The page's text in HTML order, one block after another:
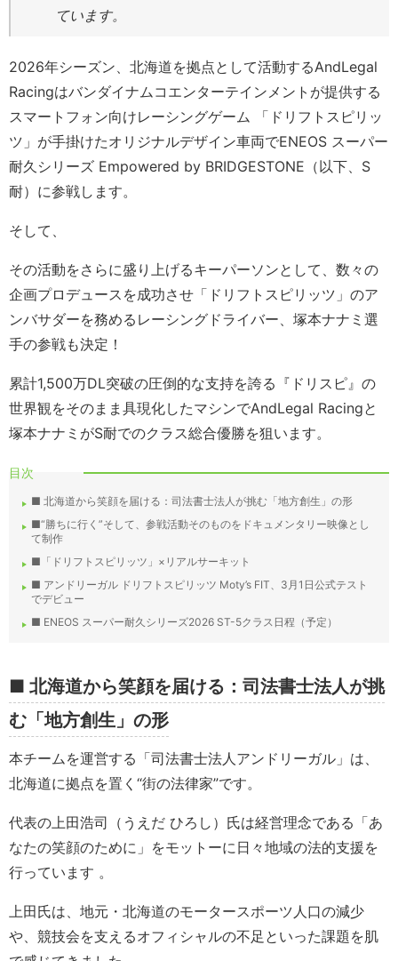
ています。
2026年シーズン、北海道を拠点として活動するAndLegal
Racingはバンダイナムコエンターテインメントが提供する
スマートフォン向けレーシングゲーム 「ドリフトスピリッ
ツ」が手掛けたオリジナルデザイン車両でENEOS スーパー
耐久シリーズ Empowered by BRIDGESTONE（以下、S
耐）に参戦します。
そして、
その活動をさらに盛り上げるキーパーソンとして、数々の
企画プロデュースを成功させ「ドリフトスピリッツ」のア
ンバサダーを務めるレーシングドライバー、塚本ナナミ選
手の参戦も決定！
累計1,500万DL突破の圧倒的な支持を誇る『ドリスピ』の
世界観をそのまま具現化したマシンでAndLegal Racingと
塚本ナナミがS耐でのクラス総合優勝を狙います。
目次
■ 北海道から笑顔を届ける：司法書士法人が挑む「地方創生」の形
■“勝ちに行く”そして、参戦活動そのものをドキュメンタリー映像とし
て制作
■「ドリフトスピリッツ」×リアルサーキット
■ アンドリーガル ドリフトスピリッツ Moty’s FIT、3月1日公式テスト
でデビュー
■ ENEOS スーパー耐久シリーズ2026 ST-5クラス日程（予定）
■ 北海道から笑顔を届ける：司法書士法人が挑
む「地方創生」の形
本チームを運営する「司法書士法人アンドリーガル」は、
北海道に拠点を置く“街の法律家”です。
代表の上田浩司（うえだ ひろし）氏は経営理念である「あ
なたの笑顔のために」をモットーに日々地域の法的支援を
行っています 。
上田氏は、地元・北海道のモータースポーツ人口の減少
や、競技会を支えるオフィシャルの不足といった課題を肌